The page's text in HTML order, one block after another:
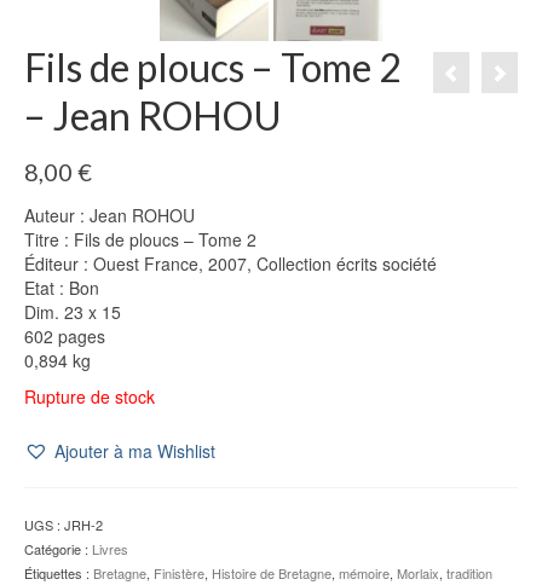
Fils de ploucs – Tome 2
– Jean ROHOU
8,00 €
Auteur : Jean ROHOU
Titre : Fils de ploucs – Tome 2
Éditeur : Ouest France, 2007, Collection écrits société
Etat : Bon
Dim. 23 x 15
602 pages
0,894 kg
Rupture de stock
Ajouter à ma Wishlist
UGS : JRH-2
Catégorie : Livres
Étiquettes : Bretagne, Finistère, Histoire de Bretagne, mémoire, Morlaix, tradition